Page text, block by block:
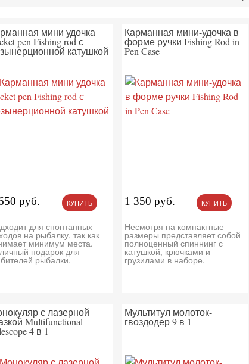
мини удочка
pen Fishing rod с
катушкой
руб. КУПИТЬ
для спонтанных
на рыбалку, так как
минимум места.
подарок для
рыбалки.
Карманная мини-удочка в
форме ручки Fishing Rod in
Pen Case
1 350 руб. КУПИТЬ
Несмотря на компактные
размеры представляет собой
полноценный спиннинг с
катушкой, крючками и
грузилами в наборе.
с лазерной
Multifunctional
4 в 1
Мультитул молоток-
гвоздодер 9 в 1